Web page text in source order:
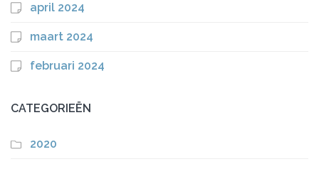
april 2024
maart 2024
februari 2024
CATEGORIEËN
2020